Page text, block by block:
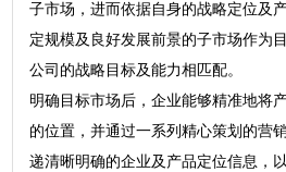
子市场，进而依据自身的战略定位及
定规模及良好发展前景的子市场作为
公司的战略目标及能力相匹配。
明确目标市场后，企业能够精准地将
的位置，并通过一系列精心策划的营
递清晰明确的企业及产品定位信息，